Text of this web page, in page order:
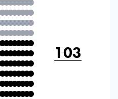
103